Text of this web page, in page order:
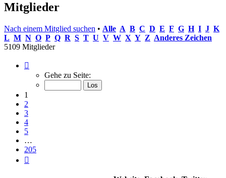
Mitglieder
Nach einem Mitglied suchen • Alle A B C D E F G H I J K
L M N O P Q R S T U V W X Y Z Anderes Zeichen
5109 Mitglieder
von
Gehe zu Seite:
1
2
3
4
5
…
205